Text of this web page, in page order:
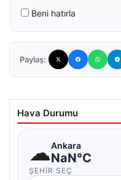
Beni hatırla
Paylaş:
Hava Durumu
☁Ankara
NaN°C
ŞEHIR SEÇ